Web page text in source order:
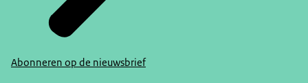
Abonneren op de nieuwsbrief